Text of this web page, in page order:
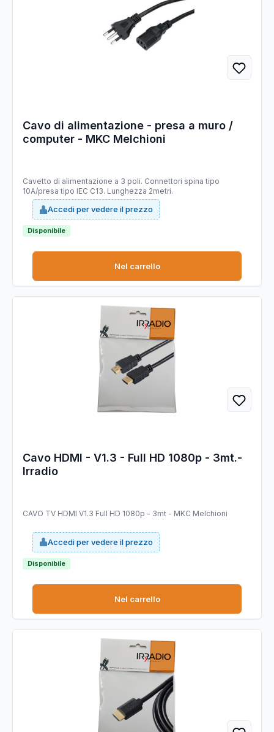
Cavo di alimentazione - presa a muro /
computer - MKC Melchioni
Cavetto di alimentazione a 3 poli. Connettori spina tipo
10A/presa tipo IEC C13. Lunghezza 2metri.
Accedi per vedere il prezzo
Disponibile
Nel carrello
Cavo HDMI - V1.3 - Full HD 1080p - 3mt.-
Irradio
CAVO TV HDMI V1.3 Full HD 1080p - 3mt - MKC Melchioni
Accedi per vedere il prezzo
Disponibile
Nel carrello